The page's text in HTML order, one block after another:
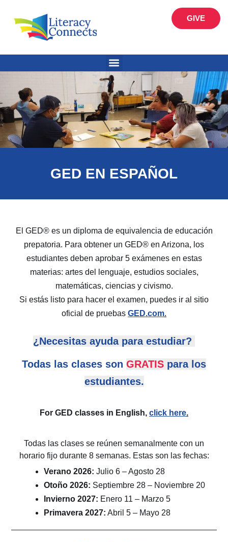
GIVE
GED EN ESPAÑOL
El GED® es un diploma de equivalencia de educación
prepatoria. Para obtener un GED® en Arizona, los
estudiantes deben aprobar 5 exámenes en estas
materias: artes del lenguaje, estudios sociales,
matemáticas, ciencias y civismo.
Si estás listo para hacer el examen, puedes ir al sitio
oficial de pruebas GED.com.
¿Necesitas ayuda para estudiar?
Todas las clases son GRATIS para los
estudiantes.
For GED classes in English, click here.
Todas las clases se reúnen semanalmente con un
horario fijo durante 8 semanas. Estas son las fechas:
Verano 2026: Julio 6 – Agosto 28
Otoño 2026: Septiembre 28 – Noviembre 20
Invierno 2027: Enero 11 – Marzo 5
Primavera 2027: Abril 5 – Mayo 28